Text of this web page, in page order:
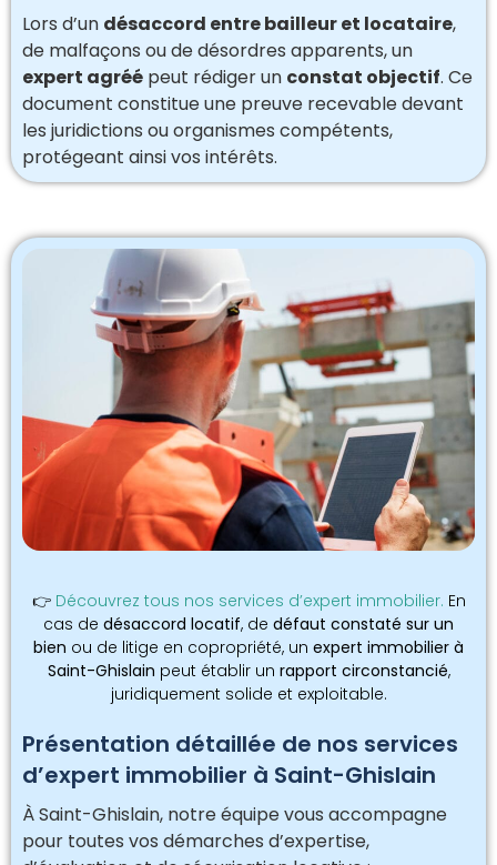
Lors d’un désaccord entre bailleur et locataire,
de malfaçons ou de désordres apparents, un
expert agréé peut rédiger un constat objectif. Ce
document constitue une preuve recevable devant
les juridictions ou organismes compétents,
protégeant ainsi vos intérêts.
Présentation détaillée de nos services
d’expert immobilier à Saint-Ghislain
À Saint-Ghislain, notre équipe vous accompagne
pour toutes vos démarches d’expertise,
👉 Découvrez tous nos services d’expert immobilier. En
cas de désaccord locatif, de défaut constaté sur un
bien ou de litige en copropriété, un expert immobilier à
Saint-Ghislain peut établir un rapport circonstancié,
juridiquement solide et exploitable.